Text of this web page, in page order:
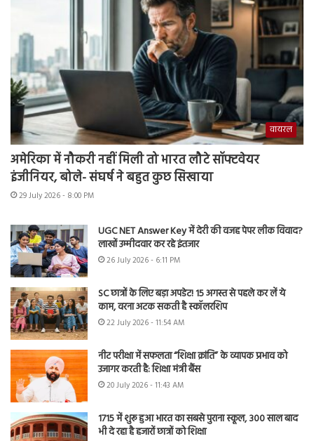
वायरल
अमेरिका में नौकरी नहीं मिली तो भारत लौटे सॉफ्टवेयर
इंजीनियर, बोले- संघर्ष ने बहुत कुछ सिखाया
29 July 2026 - 8:00 PM
UGC NET Answer Key में देरी की वजह पेपर लीक विवाद?
लाखों उम्मीदवार कर रहे इंतजार
26 July 2026 - 6:11 PM
SC छात्रों के लिए बड़ा अपडेट! 15 अगस्त से पहले कर लें ये
काम, वरना अटक सकती है स्कॉलरशिप
22 July 2026 - 11:54 AM
नीट परीक्षा में सफलता “शिक्षा क्रांति” के व्यापक प्रभाव को
उजागर करती है: शिक्षा मंत्री बैंस
20 July 2026 - 11:43 AM
1715 में शुरू हुआ भारत का सबसे पुराना स्कूल, 300 साल बाद
भी दे रहा है हजारों छात्रों को शिक्षा